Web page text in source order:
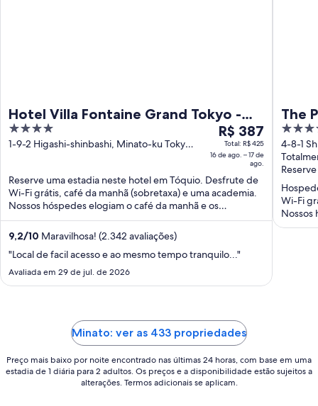
Hotel Villa Fontaine Grand Tokyo -
Shiodome
4
out
5
1-9-2 Higashi-shinbashi, Minato-ku Tokyo
O
preço
é
de
R$ 387
por
diária
uma
ago.
a
de
ago..
R$ 387
Total: R$ 425
16 de ago. – 17 de
ago.
Reserve uma estadia neste hotel em Tóquio. Desfrute de
Wi-Fi grátis, café da manhã (sobretaxa) e uma academia.
Nossos hóspedes elogiam o café da manhã e os
funcionários ...
9,2/10 Maravilhosa! (2.342 avaliações)
"Local de facil acesso e ao mesmo tempo tranquilo..."
Avaliada em 29 de jul. de 2026
The
5
out
of
5
4-8-1
to
Wi-Fi
Nossos
Minato: ver as 433 propriedades
Preço mais baixo por noite encontrado nas últimas 24 horas, com base em uma
estadia de 1 diária para 2 adultos. Os preços e a disponibilidade estão sujeitos a
alterações. Termos adicionais se aplicam.